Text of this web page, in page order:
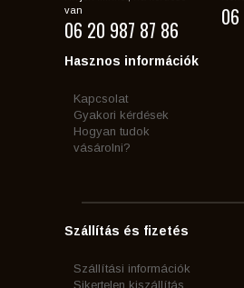
van
06 20 987 87 86
Hasznos információk
Kapcsolat
Gyakori kérdések
Hogyan tudok
vásárolni?
Szállítás és fizetés
Szállítási információk
Sikertelen kiszállítás